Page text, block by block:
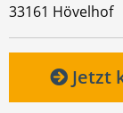
33161 Hövelhof
Jetzt